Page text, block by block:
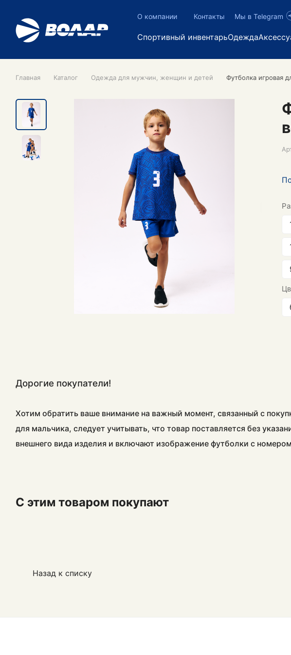
О компании Контакты Мы в Telegram
Спортивный инвентарьОдежда
Главная Каталог Одежда для мужчин, женщин и детей Футболка игровая
Дорогие покупатели!
Хотим обратить ваше внимание на важный момент, связанный с
для мальчика, следует учитывать, что товар поставляется без
внешнего вида изделия и включают изображение футболки с
С этим товаром покупают
Назад к списку